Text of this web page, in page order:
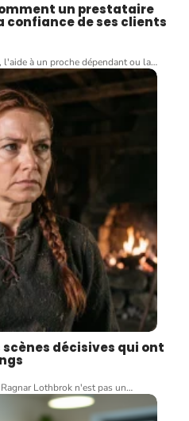
un prestataire
de ses clients
à un proche dépendant ou la…
scènes décisives qui ont
Lothbrok n'est pas un…